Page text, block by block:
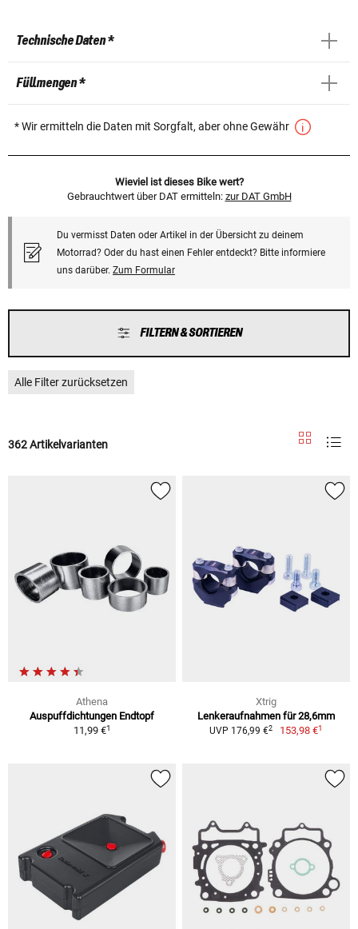
Technische Daten *
Füllmengen *
* Wir ermitteln die Daten mit Sorgfalt, aber ohne Gewähr
Wieviel ist dieses Bike wert?
Gebrauchtwert über DAT ermitteln: zur DAT GmbH
Du vermisst Daten oder Artikel in der Übersicht zu deinem
Motorrad? Oder du hast einen Fehler entdeckt? Bitte informiere
uns darüber. Zum Formular
FILTERN & SORTIEREN
Alle Filter zurücksetzen
362 Artikelvarianten
Athena
Auspuffdichtungen Endtopf
11,99 €1
Xtrig
Lenkeraufnahmen für 28,6mm
UVP 176,99 €2 153,98 €1